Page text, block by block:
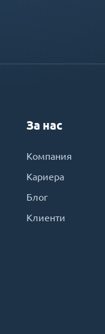
За нас
Компания
Кариера
Блог
Клиенти